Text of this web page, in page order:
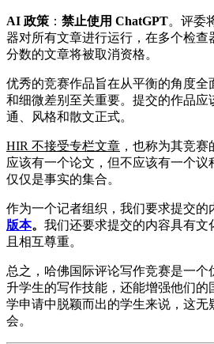
AI 政策 ： 禁止使用 ChatGPT。评委
器对所有文章进行运行，在多个检查
分数的文章将被取消资格。
优秀的竞赛作品旨在从平衡的角度全
和细微差别至关重要。提交的作品应
通、风格和散文正式。
HIR 不接受专栏文章 ，也称为其竞
应该有一个论文，但不应该有一个
仅仅是事实的集合。
作为一个记者组织，我们要求提交的
版本。 我们还要求提交的内容具有文
且相互尊重。
总之，哈佛国际评论写作竞赛是一个
升学生的写作技能，还能增强他们的
学申请中脱颖而出的学生来说，这无
会。